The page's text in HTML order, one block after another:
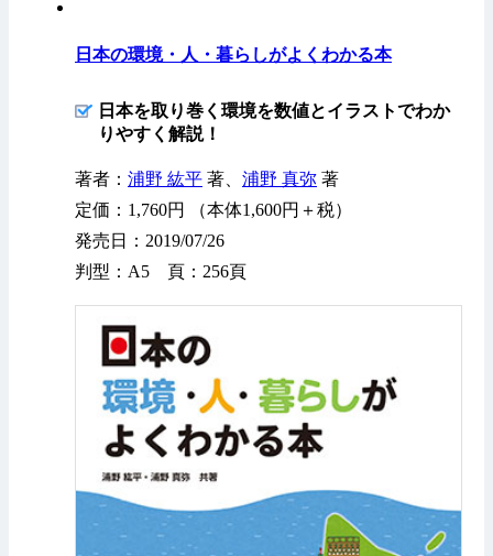
日本の環境・人・暮らしがよくわかる本
日本を取り巻く環境を数値とイラストでわか
りやすく解説！
著者： 浦野 紘平 著、 浦野 真弥 著
定価：1,760円 （本体1,600円＋税）
発売日：2019/07/26
判型：A5 頁：256頁